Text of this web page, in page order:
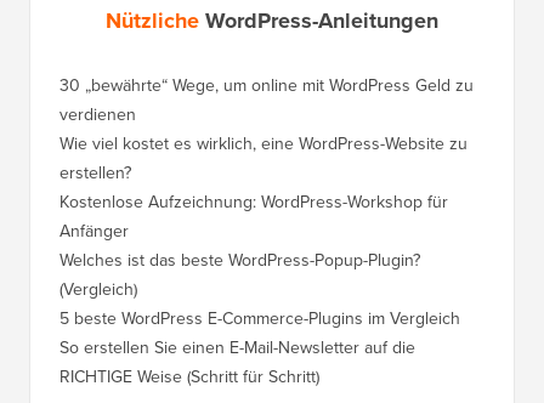
NützlicheWordPress-Anleitungen
30 „bewährte“ Wege, um online mit WordPress Geld zu
verdienen
Wie viel kostet es wirklich, eine WordPress-Website zu
erstellen?
Kostenlose Aufzeichnung: WordPress-Workshop für
Anfänger
Welches ist das beste WordPress-Popup-Plugin?
(Vergleich)
5 beste WordPress E-Commerce-Plugins im Vergleich
So erstellen Sie einen E-Mail-Newsletter auf die
RICHTIGE Weise (Schritt für Schritt)